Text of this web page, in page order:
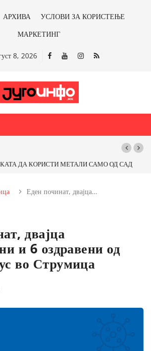
АРХИВА
УСЛОВИ ЗА КОРИСТЕЊЕ
МАРКЕТИНГ
8, 2026
САМО ОД САД
Почнува реконструкцијата на
Еден починат, двајца…
двајца
и 6 оздравени од
во Струмица